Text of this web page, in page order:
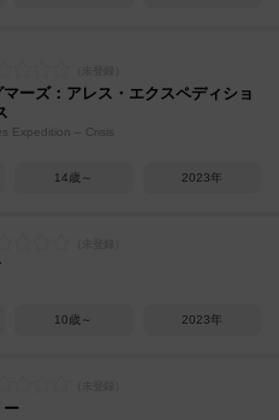
ーズ：アレス・エクスペディショ
Expedition – Crisis
14歳～ 2023年
10歳～ 2023年
ー